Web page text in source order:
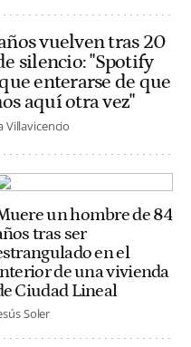
vuelven tras 20
silencio: "Spotify
enterarse de que
aquí otra vez"
Villavicencio
un hombre de 84
tras ser
en el
de una vivienda
Ciudad Lineal
Soler